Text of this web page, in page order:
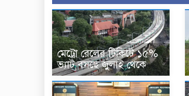
মেট্রো রেলের টিকিটে ১৫%
ভ্যাট বসছে জুলাই থেকে